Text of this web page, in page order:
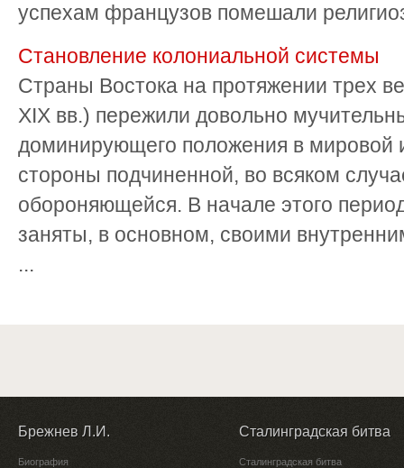
успехам французов помешали
Становление колониальной системы
Страны Востока на протяжении трех
XIX вв.) пережили довольно
доминирующего положения в мировой
стороны подчиненной, во всяком
обороняющейся. В начале этого
заняты, в основном, своими
...
Брежнев Л.И.
Биография
Сталинградская битва
Сталинградская битва